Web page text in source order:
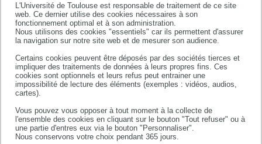
L'Université de Toulouse est responsable de traitement de ce site
web. Ce dernier utilise des cookies nécessaires à son
fonctionnement optimal et à son administration.
Nous utilisons des cookies "essentiels" car ils permettent d'assurer
la navigation sur notre site web et de mesurer son audience.
Certains cookies peuvent être déposés par des sociétés tierces et
impliquer des traitements de données à leurs propres fins. Ces
cookies sont optionnels et leurs refus peut entrainer une
impossibilité de lecture des éléments (exemples : vidéos, audios,
cartes).
Vous pouvez vous opposer à tout moment à la collecte de
l'ensemble des cookies en cliquant sur le bouton "Tout refuser" ou à
une partie d'entres eux via le bouton "Personnaliser".
Nous conservons votre choix pendant 365 jours.
Faculté de santé
133 route de Narbonne
31062 TOULOUSE CEDEX 09